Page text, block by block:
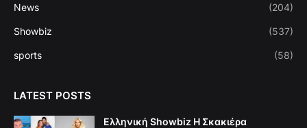
News (204)
Showbiz (537)
sports (58)
LATEST POSTS
Ελληνική Showbiz Η Σκακιέρα